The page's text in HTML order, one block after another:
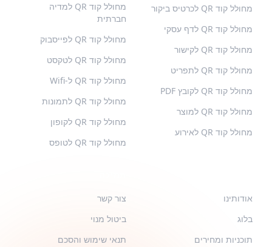
מחולל קוד QR לכרטיס ביקור
מחולל קוד QR לדף עסקי
מחולל קוד QR לקישור
מחולל קוד QR לתפריט
מחולל קוד QR לקובץ PDF
מחולל קוד QR למוצר
מחולל קוד QR לאירוע
מחולל קוד QR למדיה
חברתית
מחולל קוד QR לפייסבוק
מחולל קוד QR לטקסט
מחולל קוד QR ל-Wifi
מחולל קוד QR לתמונות
מחולל קוד QR לקופון
מחולל קוד QR לטופס
אודותינו
בלוג
תוכניות ומחירים
צור קשר
ביטול מנוי
תנאי שימוש והסכם